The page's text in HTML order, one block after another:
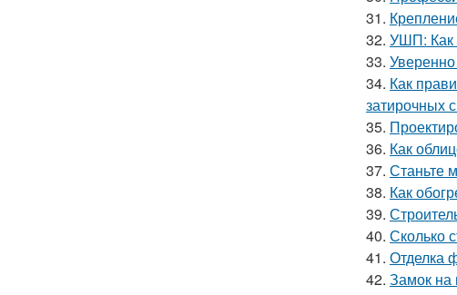
31.
32. УШП: Как
33.
34. Как
затирочных
35.
36. Как
37. Станьте
38. Как
39.
40. Сколько
41. Отделка
42. Замок на